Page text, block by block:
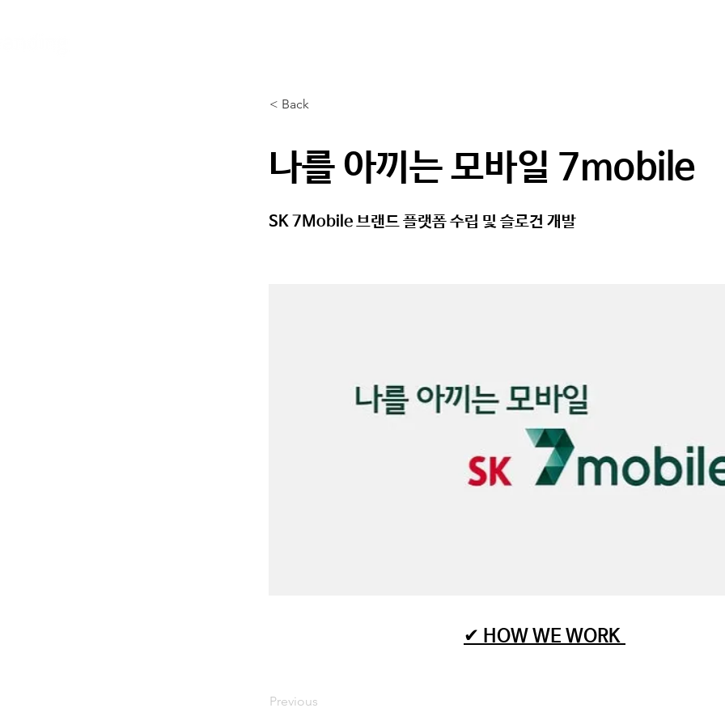
< Back
나를 아끼는 모바일 7mobile
SK 7Mobile 브랜드 플랫폼 수립 및 슬로건 개발
✔ HOW WE WORK​
Previous